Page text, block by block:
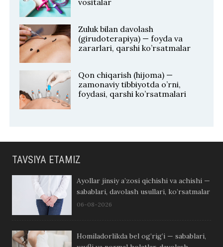
Zuluk bilan davolash
(girudoterapiya) — foyda va
zararlari, qarshi ko’rsatmalar
Qon chiqarish (hijoma) —
zamonaviy tibbiyotda o’rni,
foydasi, qarshi ko’rsatmalari
TAVSIYA ETAMIZ
Ayollar jinsiy a’zosi qichishi va achishi —
sabablari, davolash usullari, ko’rsatmalar
06-08-2026
Homiladorlikda bel og’rig’i — sabablari,